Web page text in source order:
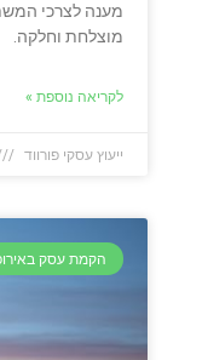
מענה לצרכי
מוצלחת וחלקה.
לקריאה נוספת »
ייעוץ עסקי פורווד
הקמת עסק